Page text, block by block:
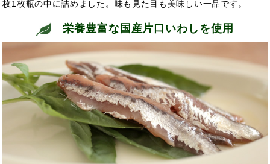
枚1枚瓶の中に詰めました。味も見た目も美味しい一品です。
栄養豊富な国産片口いわしを使用